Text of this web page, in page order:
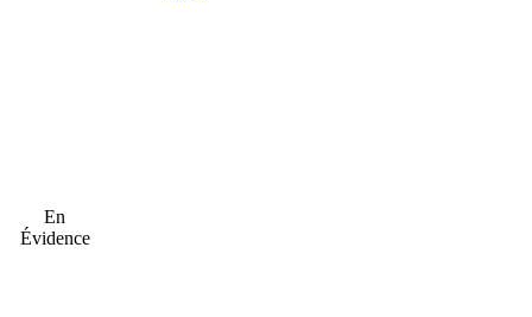
En
Évidence